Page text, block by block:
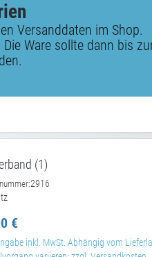
Versanddaten im Shop.
Ware sollte dann bis
(1)
2916
€
inkl. MwSt. Abhängig vom